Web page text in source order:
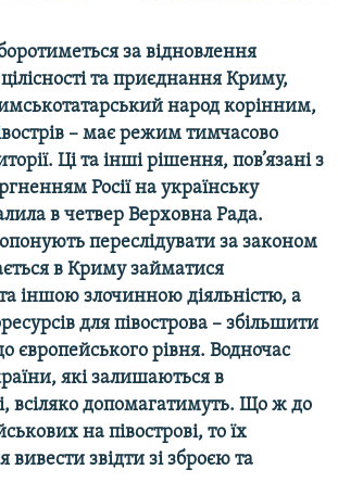
RL
за відновлення
та приєднання Криму,
народ корінним,
– має режим тимчасово
Ці та інші рішення, пов’язані з
Росії на українську
в четвер Верховна Рада.
переслідувати за законом
в Криму займатися
іншою злочинною діяльністю, а
для півострова – збільшити
європейського рівня. Водночас
які залишаються в
всіляко допомагатимуть. Що ж до
на півострові, то їх
вивести звідти зі зброєю та